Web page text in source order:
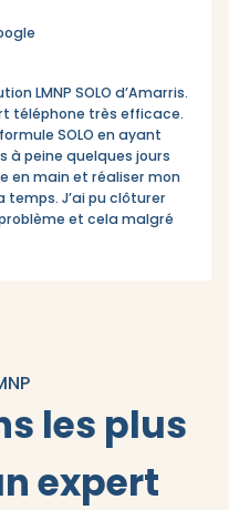
LMNP SOLO d’Amarris.
téléphone très efficace.
SOLO en ayant
à peine quelques jours
en main et réaliser mon
J’ai pu clôturer
et cela malgré
les plus
expert